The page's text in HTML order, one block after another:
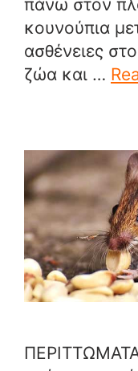
πάνω στον
κουνούπια
ασθένειες
ζώα και …